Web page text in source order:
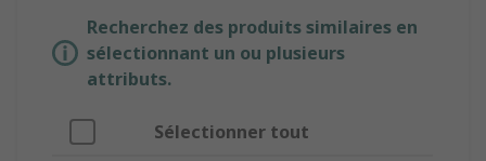
Recherchez des produits similaires en
sélectionnant un ou plusieurs
attributs.
Sélectionner tout